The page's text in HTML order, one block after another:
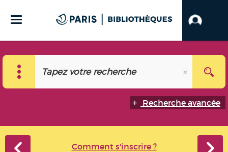
Recherche avancée
Comment s'inscrire ?